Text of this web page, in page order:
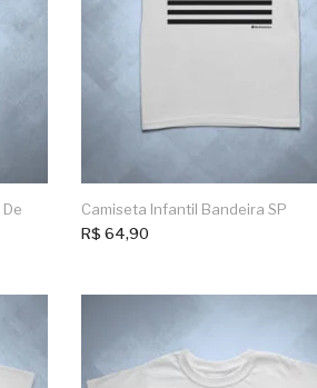
Camiseta Infantil Bandeira SP
R$ 64,90